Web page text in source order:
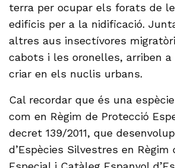
terra per ocupar els forats de
edificis per a la nidificació.
altres aus insectívores
cabots i les oronelles, arriben a
criar en els nuclis urbans.
Cal recordar que és una
com en Règim de Protecció
decret 139/2011, que
d’Espècies Silvestres en Règim